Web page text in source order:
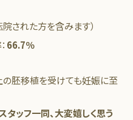
院された方を含みます）
66.7％
胚移植を受けても妊娠に至
タッフ一同、大変嬉しく思う